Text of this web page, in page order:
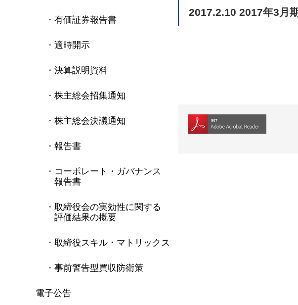
有価証券報告書
適時開示
決算説明資料
株主総会招集通知
株主総会決議通知
報告書
コーポレート・ガバナンス
報告書
取締役会の実効性に関する
評価結果の概要
取締役スキル・マトリックス
事前警告型買収防衛策
電子公告
2017.2.10 2017年3月